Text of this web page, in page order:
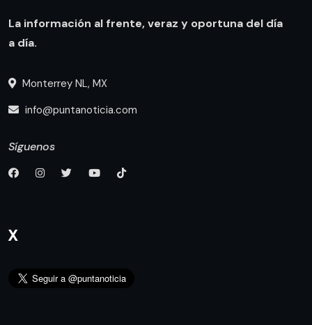
La información al frente, veraz y oportuna del día
a día.
Monterrey NL, MX
info@puntanoticia.com
Síguenos
X